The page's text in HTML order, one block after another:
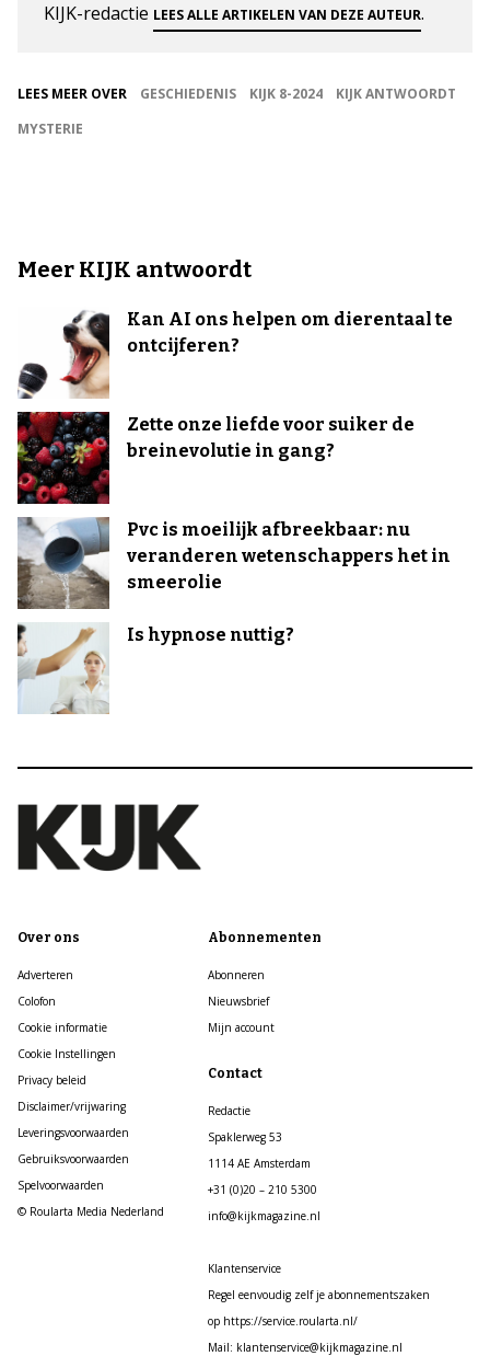
KIJK-redactie LEES ALLE ARTIKELEN VAN DEZE AUTEUR.
LEES MEER OVER GESCHIEDENIS KIJK 8-2024
KIJK ANTWOORDT
MYSTERIE
Meer KIJK antwoordt
Kan AI ons helpen om dierentaal te
ontcijferen?
Zette onze liefde voor suiker de
breinevolutie in gang?
Pvc is moeilijk afbreekbaar: nu
veranderen wetenschappers het in
smeerolie
Is hypnose nuttig?
Over ons
Adverteren
Colofon
Cookie informatie
Cookie Instellingen
Privacy beleid
Disclaimer/vrijwaring
Leveringsvoorwaarden
Gebruiksvoorwaarden
Spelvoorwaarden
© Roularta Media Nederland
Abonnementen
Abonneren
Nieuwsbrief
Mijn account
Contact
Redactie
Spaklerweg 53
1114 AE Amsterdam
+31 (0)20 – 210 5300
info@kijkmagazine.nl
Klantenservice
Regel eenvoudig zelf je abonnementszaken
op https://service.roularta.nl/
Mail: klantenservice@kijkmagazine.nl